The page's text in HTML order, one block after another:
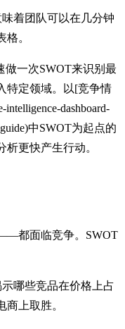
味着团队可以在几分钟
。
做一次SWOT来识别最
特定领域。以[竞争情
dashboard-
guide)中SWOT为起点的
更快产生行动。
都面临竞争。SWOT
示哪些竞品在价格上占
上取胜。